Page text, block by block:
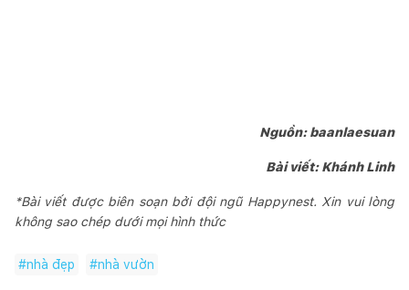
Nguồn: baanlaesuan
Bài viết: Khánh Linh
*Bài viết được biên soạn bởi đội ngũ Happynest. Xin vui lòng
không sao chép dưới mọi hình thức
#nhà đẹp #nhà vườn